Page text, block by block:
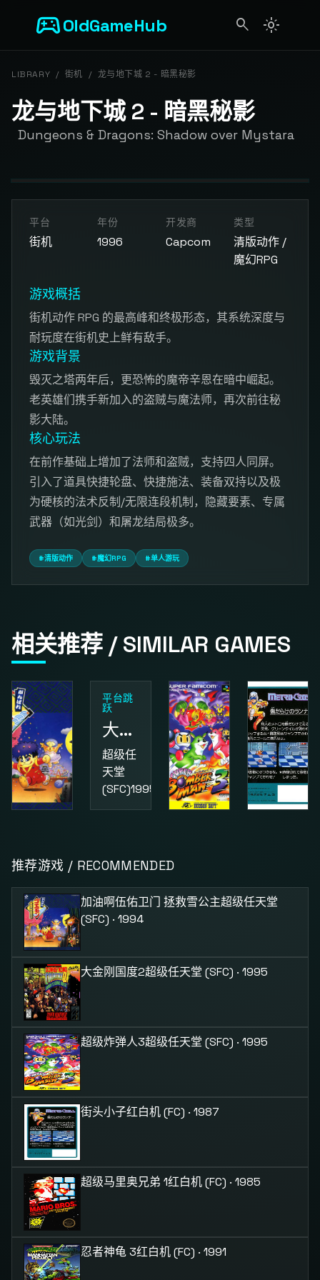
sports_esportsOldGameHub search light_mode
LIBRARY / 街机 / 龙与地下城 2 - 暗黑秘影
龙与地下城 2 - 暗黑秘影
Dungeons & Dragons: Shadow over Mystara
开始游戏
点击按钮加载游戏模拟器
平台
街机
年份
1996
开发商
Capcom
类型
清版动作 /
魔幻RPG
游戏概括
街机动作 RPG 的最高峰和终极形态，其系统深度与
耐玩度在街机史上鲜有敌手。
游戏背景
毁灭之塔两年后，更恐怖的魔帝辛恩在暗中崛起。
老英雄们携手新加入的盗贼与魔法师，再次前往秘
影大陆。
核心玩法
在前作基础上增加了法师和盗贼，支持四人同屏。
引入了道具快捷轮盘、快捷施法、装备双持以及极
为硬核的法术反制/无限连段机制，隐藏要素、专属
武器（如光剑）和屠龙结局极多。
#清版动作 #魔幻RPG #单人游玩
相关推荐 / SIMILAR GAMES
超级任
天堂
(SFC)1994
平台跳
跃
大金刚国度2
超级任
天堂
(SFC)1995
天堂
(SFC)1995
(FC)1987
推荐游戏 / RECOMMENDED
加油啊伍佑卫门 拯救雪公主超级任天堂
(SFC) · 1994
大金刚国度2超级任天堂 (SFC) · 1995
超级炸弹人3超级任天堂 (SFC) · 1995
街头小子红白机 (FC) · 1987
超级马里奥兄弟 1红白机 (FC) · 1985
忍者神龟 3红白机 (FC) · 1991